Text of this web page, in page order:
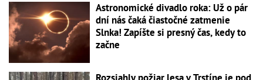
Astronomické divadlo roka: Už o pár
dní nás čaká čiastočné zatmenie
Slnka! Zapíšte si presný čas, kedy to
začne